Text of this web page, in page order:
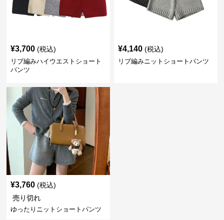
¥3,700 (税込)
リブ編みハイウエストショート
パンツ
¥4,140 (税込)
リブ編みニットショートパンツ
¥3,760 (税込)
売り切れ
ゆったりニットショートパンツ